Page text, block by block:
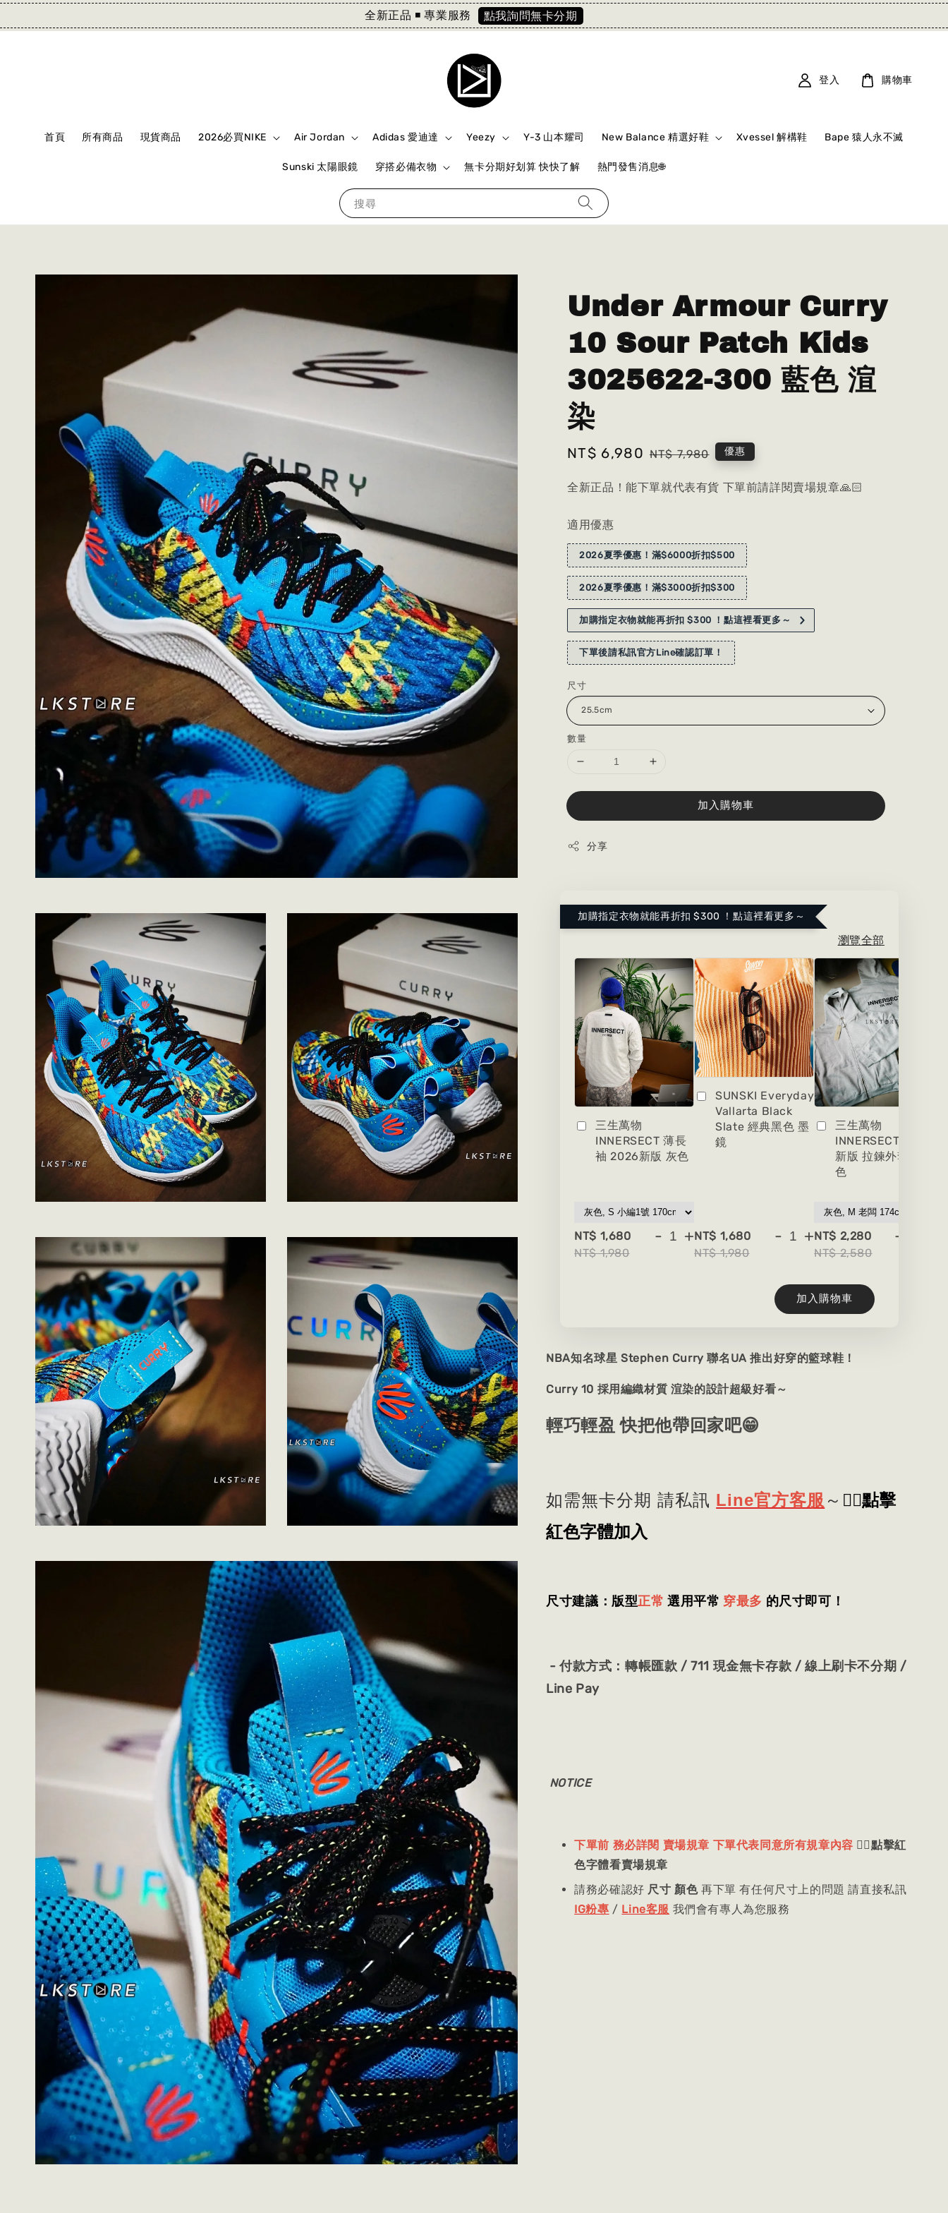
全新正品 ◾️ 專業服務 點我詢問無卡分期
搜尋
首頁 所有商品 現貨商品 2026必買NIKE Air Jordan Adidas 愛迪達 Yeezy Y-3 山本耀司 New Balance 精選好鞋 Xvessel 解構鞋 Bape 猿人永不滅
Sunski 太陽眼鏡 穿搭必備衣物 無卡分期好划算 快快了解 熱門發售消息🌐
登入 購物車
Under Armour Curry
10 Sour Patch Kids
3025622-300 藍色 渲
染
Sale
NT$ 6,980 Regular
NT$ 7,980 優惠
全新正品！能下單就代表有貨 下單前請詳閱賣場規章🙏🏻
適用優惠
2026夏季優惠！滿$6000折扣$500
2026夏季優惠！滿$3000折扣$300
加購指定衣物就能再折扣 $300 ！點這裡看更多～
下單後請私訊官方Line確認訂單！
尺寸
數量
加入購物車
分享
加購指定衣物就能再折扣 $300 ！點這裡看更多～
瀏覽全部
三生萬物
INNERSECT 薄長
袖 2026新版 灰色
NT$ 1,680
NT$ 1,980
- +
SUNSKI Everyday
Vallarta Black
Slate 經典黑色 墨
鏡
NT$ 1,680
NT$ 1,980
- +
三生萬物
INNERSECT 2026
新版 拉鍊外套 灰
色
NT$ 2,280
NT$ 2,580
-
加入購物車
NBA知名球星 Stephen Curry 聯名UA 推出好穿的籃球鞋！
Curry 10 採用編織材質 渲染的設計超級好看～
輕巧輕盈 快把他帶回家吧😁
如需無卡分期 請私訊 Line官方客服 ～ 👈🏻點擊
紅色字體加入
尺寸建議：版型正常 選用平常穿最多 的尺寸即可！
- 付款方式：轉帳匯款 / 711 現金無卡存款 / 線上刷卡不分期 /
Line Pay
NOTICE
下單前 務必詳閱 賣場規章 下單代表同意所有規章內容 👈🏻點擊紅
色字體看賣場規章
請務必確認好 尺寸 顏色再下單 有任何尺寸上的問題 請直接私訊
IG粉專 / Line客服 我們會有專人為您服務